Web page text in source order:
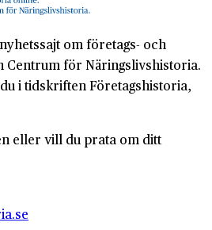
om företags- och
Centrum för Näringslivshistoria.
i tidskriften Företagshistoria,
eller vill du prata om ditt